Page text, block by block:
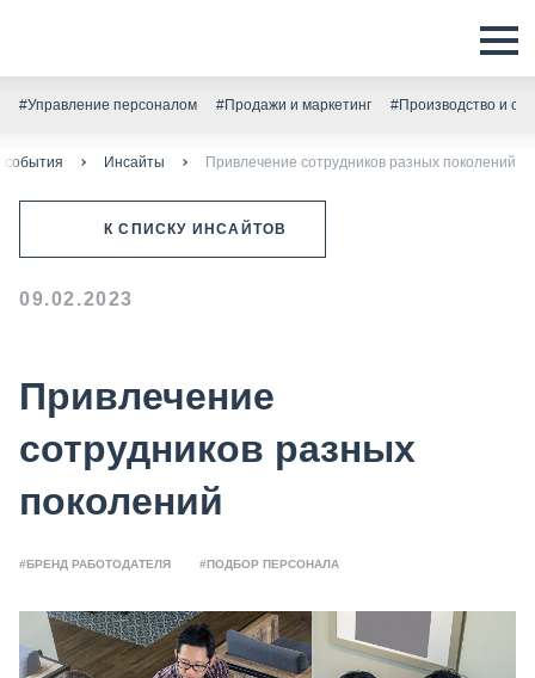
#Управление персоналом #Продажи и маркетинг #Производство и
события Инсайты Привлечение сотрудников разных поколений
К СПИСКУ ИНСАЙТОВ
09.02.2023
Привлечение
сотрудников разных
поколений
#БРЕНД РАБОТОДАТЕЛЯ #ПОДБОР ПЕРСОНАЛА